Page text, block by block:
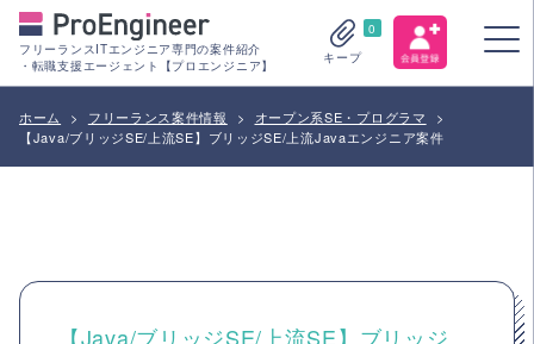
フリーランスITエンジニア専門の案件紹介
・転職支援エージェント【プロエンジニア】
0
キープ
ホーム > フリーランス案件情報 > オープン系SE・プログラマ
>
【Java/ブリッジSE/上流SE】ブリッジSE/上流Javaエンジニア案件
【Java/ブリッジSE/上流SE】ブリッジ